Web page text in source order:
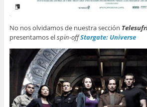
No nos olvidamos de nuestra sección
presentamos elspin-offStargate: Universe